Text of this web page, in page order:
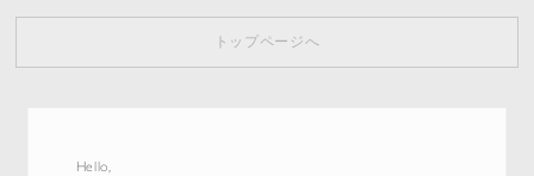
Hello,
トップページへ